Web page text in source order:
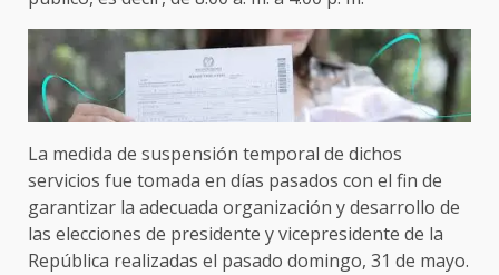
La medida de suspensión temporal de dichos
servicios fue tomada en días pasados con el fin de
garantizar la adecuada organización y desarrollo de
las elecciones de presidente y vicepresidente de la
República realizadas el pasado domingo, 31 de mayo.